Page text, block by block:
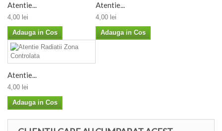
Atentie...
4,00 lei
Adauga in Cos
Atentie...
4,00 lei
Adauga in Cos
Atentie...
4,00 lei
Adauga in Cos